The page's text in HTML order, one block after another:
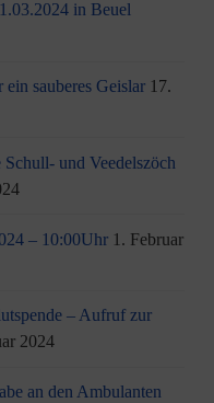
in Beuel
sauberes Geislar 17.
und Veedelszöch
– 10:00Uhr 1. Februar
– Aufruf zur
2024
an den Ambulanten